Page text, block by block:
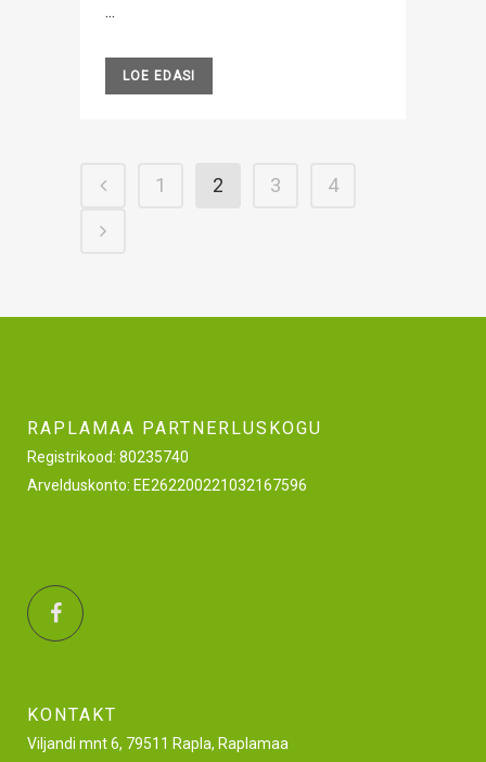
...
LOE EDASI
1 2 3 4
RAPLAMAA PARTNERLUSKOGU
Registrikood: 80235740
Arvelduskonto: EE262200221032167596
KONTAKT
Viljandi mnt 6, 79511 Rapla, Raplamaa